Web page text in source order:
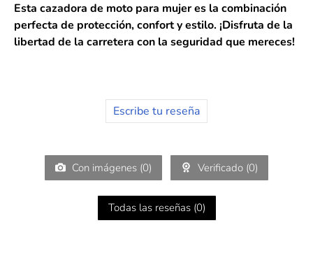
Esta cazadora de moto para mujer es la combinación
perfecta de protección, confort y estilo. ¡Disfruta de la
libertad de la carretera con la seguridad que mereces!
Escribe tu reseña
Con imágenes (0) Verificado (0)
Todas las reseñas (0)